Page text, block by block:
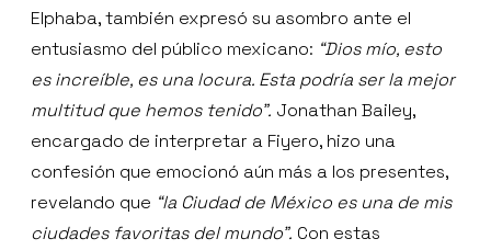
Elphaba, también expresó su asombro ante el
entusiasmo del público mexicano: “Dios mío, esto
es increíble, es una locura. Esta podría ser la mejor
multitud que hemos tenido”. Jonathan Bailey,
encargado de interpretar a Fiyero, hizo una
confesión que emocionó aún más a los presentes,
revelando que “la Ciudad de México es una de mis
ciudades favoritas del mundo”. Con estas